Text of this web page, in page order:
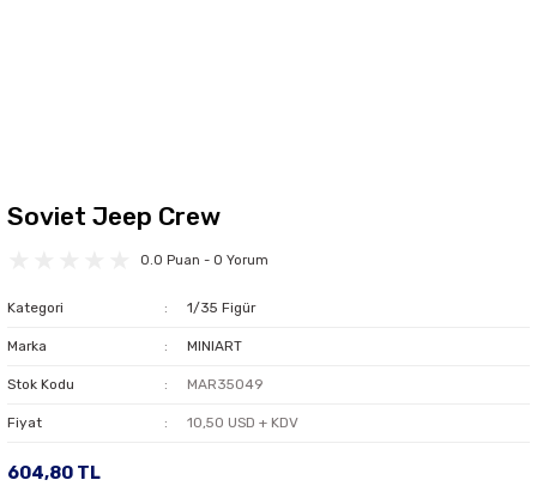
Soviet Jeep Crew
0.0 Puan - 0 Yorum
Kategori 1/35 Figür
Marka MINIART
Stok Kodu MAR35049
Fiyat 10,50 USD + KDV
604,80 TL